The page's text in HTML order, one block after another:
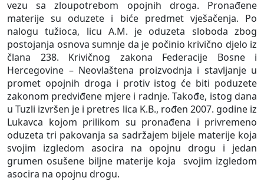
vezu sa zloupotrebom opojnih droga. Pronađene
materije su oduzete i biće predmet vješačenja. Po
nalogu tužioca, licu A.M. je oduzeta sloboda zbog
postojanja osnova sumnje da je počinio krivično djelo iz
člana 238. Krivičnog zakona Federacije Bosne i
Hercegovine – Neovlaštena proizvodnja i stavljanje u
promet opojnih droga i protiv istog će biti poduzete
zakonom predviđene mjere i radnje. Takođe, istog dana
u Tuzli izvršen je i pretres lica K.B., rođen 2007. godine iz
Lukavca kojom prilikom su pronađena i privremeno
oduzeta tri pakovanja sa sadržajem bijele materije koja
svojim izgledom asocira na opojnu drogu i jedan
grumen osušene biljne materije koja
svojim izgledom
asocira na opojnu drogu.